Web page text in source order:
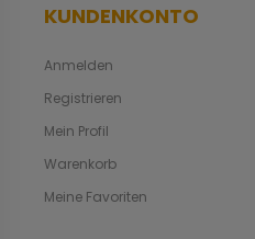
KUNDENKONTO
Anmelden
Registrieren
Mein Profil
Warenkorb
Meine Favoriten